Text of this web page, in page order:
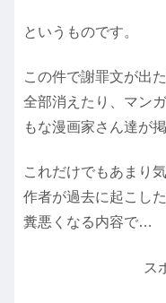
というものです。
この件で謝罪文が出
全部消えたり、マン
もな漫画家さん達が
これだけでもあまり
作者が過去に起こし
糞悪くなる内容で…
ス